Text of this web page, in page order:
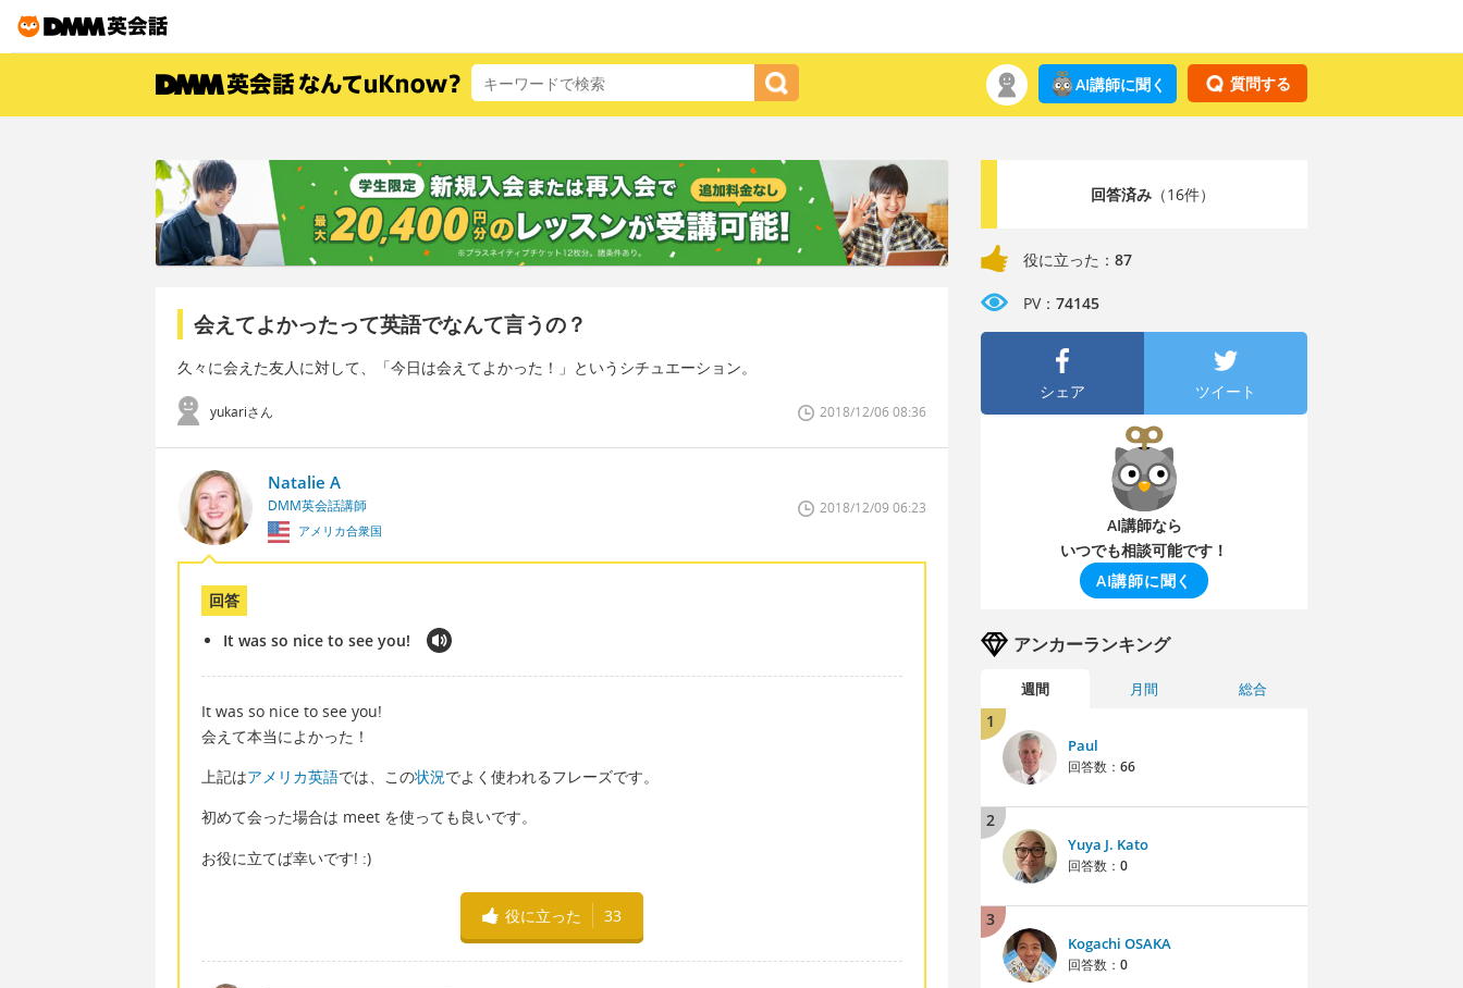
質問する
AI講師に聞く
会えてよかったって英語でなんて言うの？
久々に会えた友人に対して、「今日は会えてよかった！」というシチュエーション。
yukariさん 2018/12/06 08:36
Natalie A
DMM英会話講師
アメリカ合衆国
2018/12/09 06:23
回答
It was so nice to see you!
It was so nice to see you!
会えて本当によかった！
上記はアメリカ英語では、この状況でよく使われるフレーズです。
初めて会った場合は meet を使っても良いです。
お役に立てば幸いです! :)
役に立った 33
回答済み（16件）
役に立った： 87
PV： 74145
シェア ツイート
AI講師なら
いつでも相談可能です！
AI講師に聞く
アンカーランキング
週間 月間 総合
1
Paul
回答数： 66
2
Yuya J. Kato
回答数： 0
3
Kogachi OSAKA
回答数： 0